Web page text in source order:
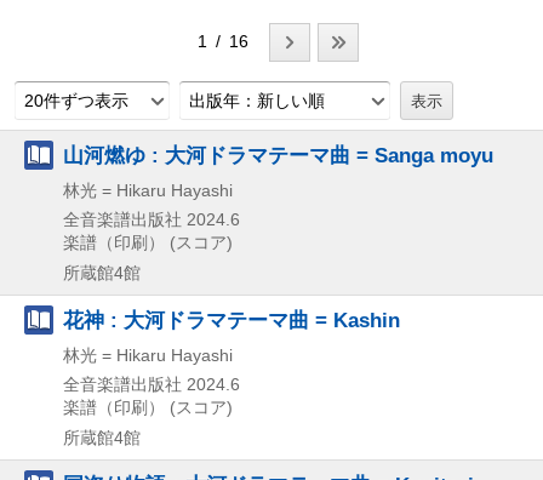
1 / 16
20件ずつ表示 出版年：新しい順
山河燃ゆ : 大河ドラマテーマ曲 = Sanga moyu
林光 = Hikaru Hayashi
全音楽譜出版社 2024.6
楽譜（印刷） (スコア)
所蔵館4館
花神 : 大河ドラマテーマ曲 = Kashin
林光 = Hikaru Hayashi
全音楽譜出版社 2024.6
楽譜（印刷） (スコア)
所蔵館4館